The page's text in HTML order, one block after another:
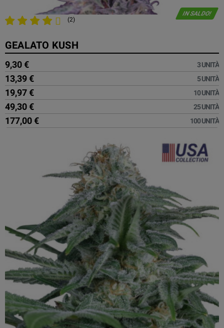
IN SALDO!
(2)
GEALATO KUSH
9,30 € 3 UNITÀ
13,39 € 5 UNITÀ
19,97 € 10 UNITÀ
49,30 € 25 UNITÀ
177,00 € 100 UNITÀ